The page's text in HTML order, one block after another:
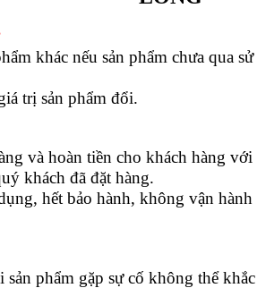
khác nếu sản phẩm chưa qua
trị sản phẩm đổi.
và hoàn tiền cho khách hàng
khách đã đặt hàng.
hết bảo hành, không vận
phẩm gặp sự cố không thể